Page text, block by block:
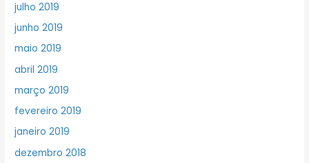
julho 2019
junho 2019
maio 2019
abril 2019
março 2019
fevereiro 2019
janeiro 2019
dezembro 2018